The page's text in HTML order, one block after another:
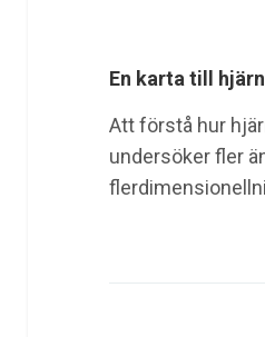
En karta till
Att förstå hur
undersöker fler